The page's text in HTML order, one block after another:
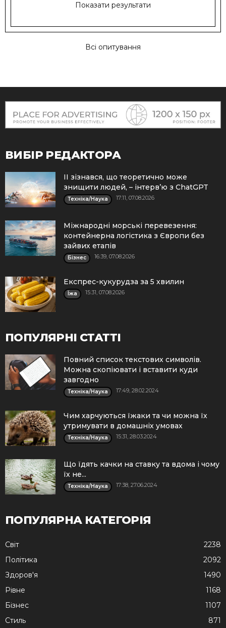
Показати результати
Всі опитування
ВИБІР РЕДАКТОРА
ІІ зізнався, що теоретично може
знищити людей, – інтерв’ю з ChatGPT
Техніка/Наука 17:11, 07.08.2026
Міжнародні морські перевезення:
контейнерна логістика з Європи без
зайвих етапів
Бізнес 16:39, 07.08.2026
Експрес-кукурудза за 5 хвилин
Їжа 15:31, 07.08.2026
ПОПУЛЯРНІ СТАТТІ
Повний список текстових символів.
Можна скопіювати і вставити куди
завгодно
Техніка/Наука 17:49, 28.02.2024
Чим харчуються їжаки та чи можна їх
утримувати в домашніх умовах
Техніка/Наука 15:31, 28.03.2024
Що їдять качки на ставку та вдома і чому
їх не...
Техніка/Наука 17:38, 27.06.2024
ПОПУЛЯРНА КАТЕГОРІЯ
Cвіт
2238
Політика
2092
Здоров'я
1490
Рівне
1168
Бізнес
1107
Стиль
871